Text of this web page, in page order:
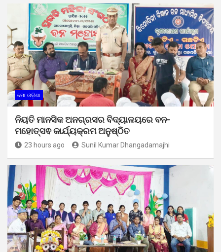
ମୋ ଓଡ଼ିଶା
ନିୟତି ମାନସିକ ଅନଗ୍ରସର ବିଦ୍ୟାଳୟରେ ବନ-
ମହୋତ୍ସଵ କାର୍ଯ୍ୟକ୍ରମ ଅନୁଷ୍ଠିତ
23 hours ago Sunil Kumar Dhangadamajhi